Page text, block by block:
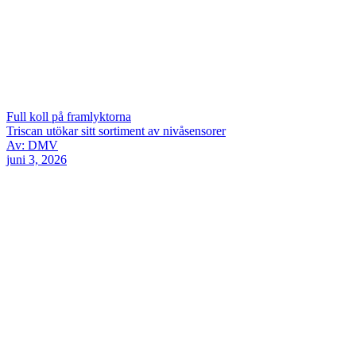
Full koll på framlyktorna
Triscan utökar sitt sortiment av nivåsensorer
Av: DMV
juni 3, 2026